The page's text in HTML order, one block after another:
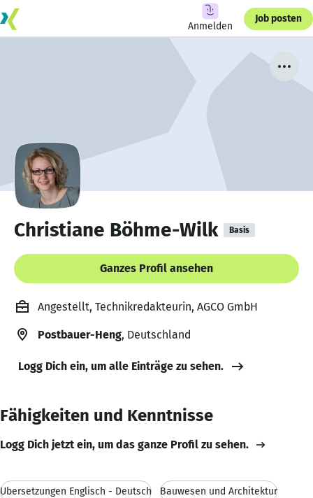
Anmelden
Job posten
Christiane Böhme-Wilk Basis
Ganzes Profil ansehen
Angestellt, Technikredakteurin, AGCO GmbH
Postbauer-Heng, Deutschland
Logg Dich ein, um alle Einträge zu sehen.
Fähigkeiten und Kenntnisse
Logg Dich jetzt ein, um das ganze Profil zu sehen.
Übersetzungen Englisch - Deutsch Bauwesen und Architektur